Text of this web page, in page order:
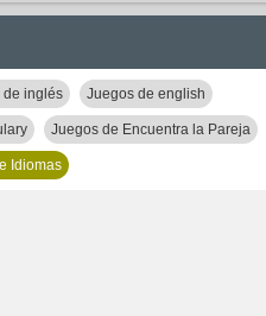
de inglés Juegos de english
Juegos de Encuentra la Pareja
Idiomas